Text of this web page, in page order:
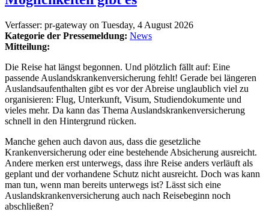
Verfasser: pr-gateway on Tuesday, 4 August 2026
Kategorie der Pressemeldung: News
Mitteilung:
Die Reise hat längst begonnen. Und plötzlich fällt auf: Eine
passende Auslandskrankenversicherung fehlt! Gerade bei längeren
Auslandsaufenthalten gibt es vor der Abreise unglaublich viel zu
organisieren: Flug, Unterkunft, Visum, Studiendokumente und
vieles mehr. Da kann das Thema Auslandskrankenversicherung
schnell in den Hintergrund rücken.
Manche gehen auch davon aus, dass die gesetzliche
Krankenversicherung oder eine bestehende Absicherung ausreicht.
Andere merken erst unterwegs, dass ihre Reise anders verläuft als
geplant und der vorhandene Schutz nicht ausreicht. Doch was kann
man tun, wenn man bereits unterwegs ist? Lässt sich eine
Auslandskrankenversicherung auch nach Reisebeginn noch
abschließen?